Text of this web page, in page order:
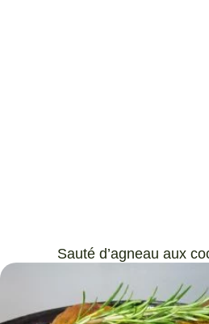
Sauté d’agneau aux